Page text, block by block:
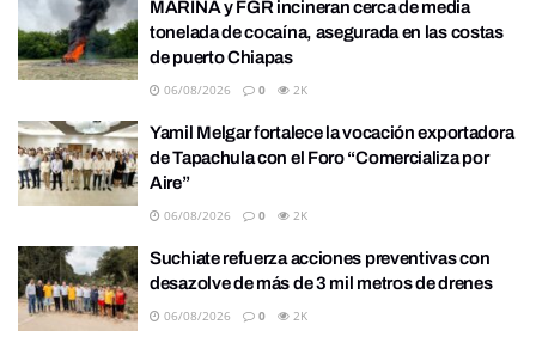
MARINA y FGR incineran cerca de media
tonelada de cocaína, asegurada en las costas
de puerto Chiapas
06/08/2026 0 2K
Yamil Melgar fortalece la vocación exportadora
de Tapachula con el Foro “Comercializa por
Aire”
06/08/2026 0 2K
Suchiate refuerza acciones preventivas con
desazolve de más de 3 mil metros de drenes
06/08/2026 0 2K